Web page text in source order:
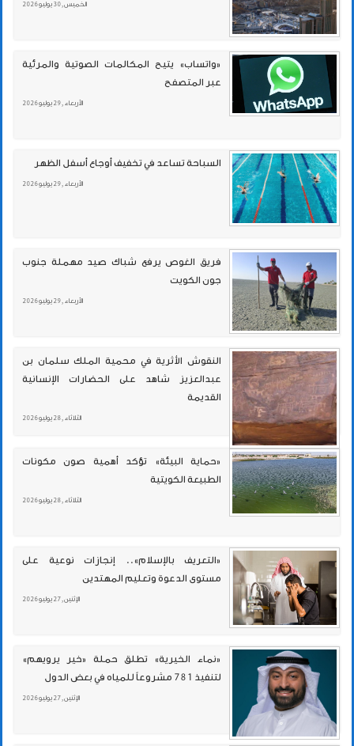
الخميس , 30 يوليو 2026
«واتساب» يتيح المكالمات الصوتية والمرئية
عبر المتصفح
الأربعاء , 29 يوليو 2026
السباحة تساعد في تخفيف أوجاع أسفل الظهر
الأربعاء , 29 يوليو 2026
فريق الغوص يرفع شباك صيد مهملة جنوب
جون الكويت
الأربعاء , 29 يوليو 2026
النقوش الأثرية في محمية الملك سلمان بن
عبدالعزيز شاهد على الحضارات الإنسانية
القديمة
الثلاثاء , 28 يوليو 2026
«حماية البيئة» تؤكد أهمية صون مكونات
الطبيعة الكويتية
الثلاثاء , 28 يوليو 2026
«التعريف بالإسلام».. إنجازات نوعية على
مستوى الدعوة وتعليم المهتدين
الإثنين , 27 يوليو 2026
«نماء الخيرية» تطلق حملة «خير يرويهم»
لتنفيذ 781 مشروعاً للمياه في بعض الدول
الإثنين , 27 يوليو 2026